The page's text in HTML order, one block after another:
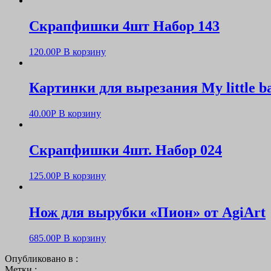
Скрапфишки 4шт Набор 143
120.00Р В корзину
Картинки для вырезания My little
40.00Р В корзину
Скрапфишки 4шт. Набор 024
125.00Р В корзину
Нож для вырубки «Пион» от AgiArt
685.00Р В корзину
Опубликовано в :